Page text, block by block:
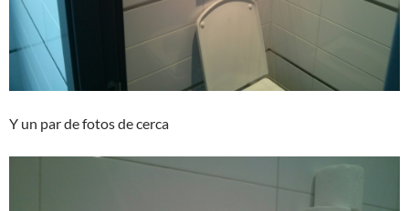
Y un par de fotos de cerca